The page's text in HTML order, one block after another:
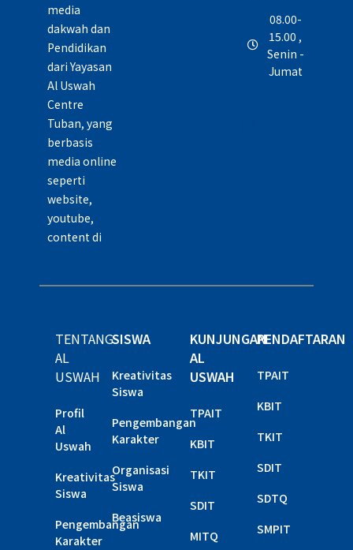
media
dakwah dan
Pendidikan
dari Yayasan
Al Uswah
Centre
Tuban, yang
berbasis
media online
seperti
website,
youtube,
content di
08.00-
15.00 ,
Senin -
Jumat
TENTANG
AL
USWAH
Profil
Al
Uswah
Kreativitas
Siswa
Pengembangan
Karakter
SISWA
Kreativitas
Siswa
Pengembangan
Karakter
Organisasi
Siswa
Beasiswa
KUNJUNGAN
AL
USWAH
TPAIT
KBIT
TKIT
SDIT
MITQ
PENDAFTARAN
TPAIT
KBIT
TKIT
SDIT
SDTQ
SMPIT